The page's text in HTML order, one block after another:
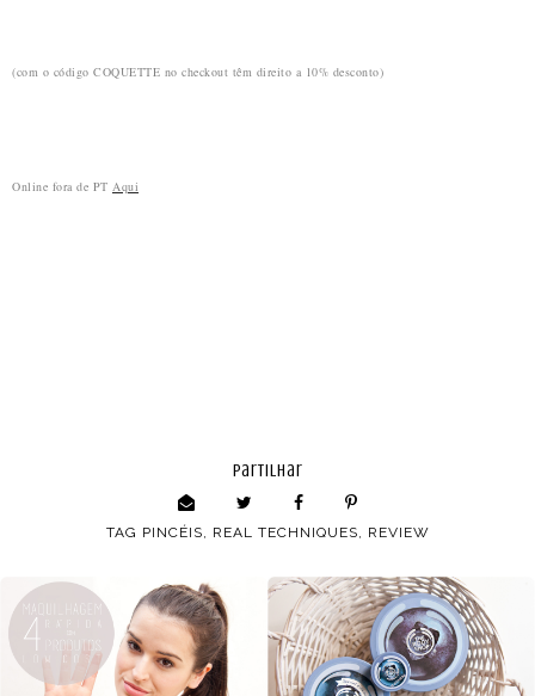
(com o código COQUETTE no checkout têm direito a 10% desconto)
Online fora de PT Aqui
partilhar
TAG PINCÉIS REAL TECHNIQUES REVIEW